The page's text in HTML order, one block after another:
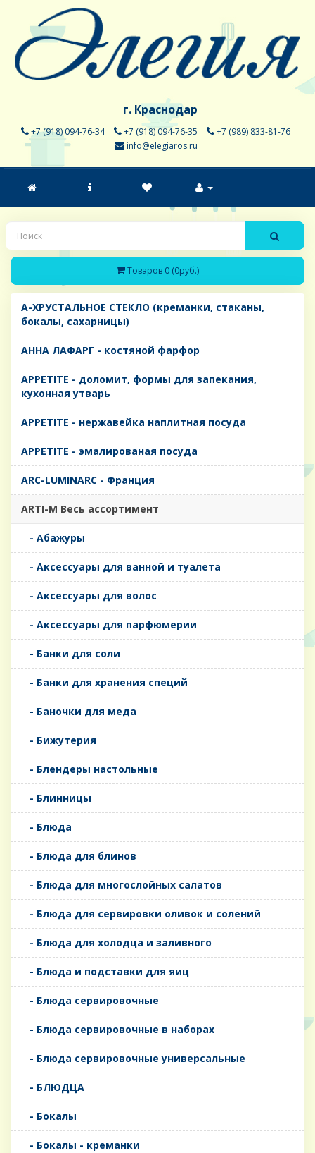
г. Краснодар
+7 (918) 094-76-34 +7 (918) 094-76-35
+7 (989) 833-81-76
info@elegiaros.ru
Товаров 0 (0руб.)
A-ХРУСТАЛЬНОЕ СТЕКЛО (креманки, стаканы,
бокалы, сахарницы)
AHHA ЛАФАРГ - костяной фарфор
APPETITE - доломит, формы для запекания,
кухонная утварь
APPETITE - нержавейка наплитная посуда
APPETITE - эмалированая посуда
ARC-LUMINARC - Франция
ARTI-M Весь ассортимент
- Абажуры
- Аксессуары для ванной и туалета
- Аксессуары для волос
- Аксессуары для парфюмерии
- Банки для соли
- Банки для хранения специй
- Баночки для меда
- Бижутерия
- Блендеры настольные
- Блинницы
- Блюда
- Блюда для блинов
- Блюда для многослойных салатов
- Блюда для сервировки оливок и солений
- Блюда для холодца и заливного
- Блюда и подставки для яиц
- Блюда сервировочные
- Блюда сервировочные в наборах
- Блюда сервировочные универсальные
- БЛЮДЦА
- Бокалы
- Бокалы - креманки